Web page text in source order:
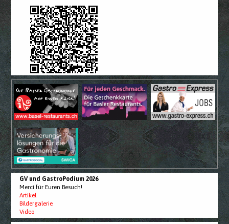
GV und GastroPodium 2026
Merci für Euren Besuch!
Artikel
Bildergalerie
Video